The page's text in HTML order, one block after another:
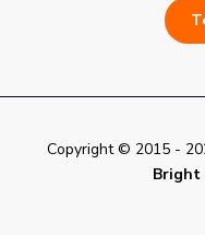
Copyright © 2015 -
Bright